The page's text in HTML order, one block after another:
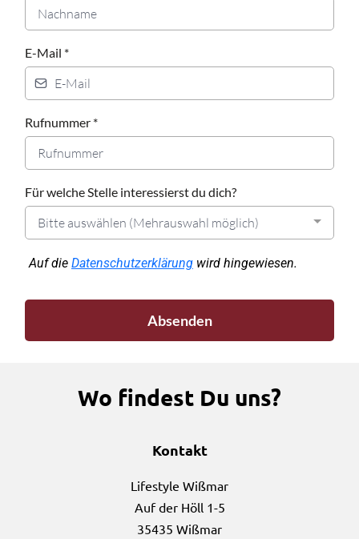
E-Mail *
Rufnummer *
Für welche Stelle interessierst du dich?
Bitte auswählen (Mehrauswahl möglich)
Auf die Datenschutzerklärung wird hingewiesen.
Absenden
Wo findest Du uns?
Kontakt
Lifestyle Wißmar
Auf der Höll 1-5
35435 Wißmar